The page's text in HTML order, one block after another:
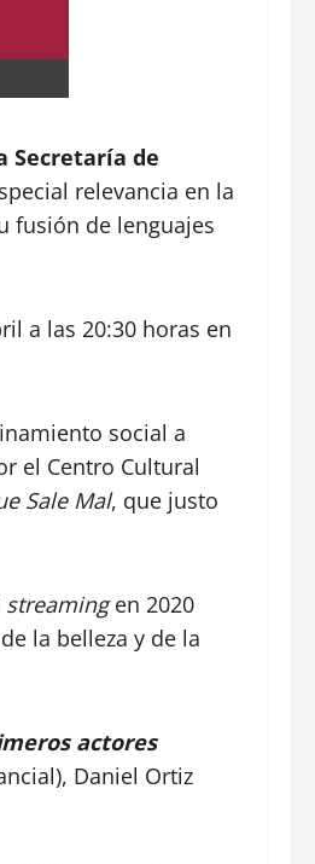
Secretaría de
relevancia en la
fusión de lenguajes
a las 20:30 horas en
social a
el Centro Cultural
Sale Mal, que justo
streamingen 2020
la belleza y de la
actores
Daniel Ortiz